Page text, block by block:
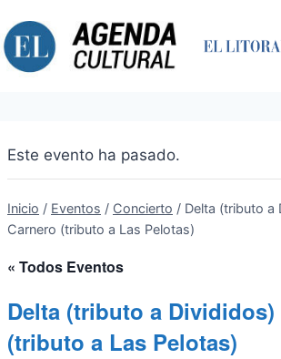
al
contenido
Este evento ha pasado.
Inicio / Eventos / Concierto / Delta (tributo a
Carnero (tributo a Las Pelotas)
« Todos Eventos
Delta (tributo a Divididos)
(tributo a Las Pelotas)